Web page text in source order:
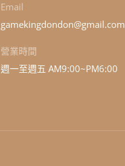
Email
gamekingdondon@gmail.com
營業時間
週一至週五 AM9:00~PM6:00